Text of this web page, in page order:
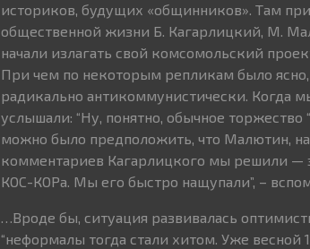
историков, будущих «общинников». Там
общественной жизни Б. Кагарлицкий, М.
начали излагать свой комсомольский
При чем по некоторым репликам было
радикально антикоммунистически. Когда
услышали: “Ну, понятно, обычное
можно было предположить, что Малютин,
комментариев Кагарлицкого мы решили —
КОС-КОРа. Мы его быстро нащупали”, –
…Вроде бы, ситуация развивалась
“неформалы тогда стали хитом. Уже весной